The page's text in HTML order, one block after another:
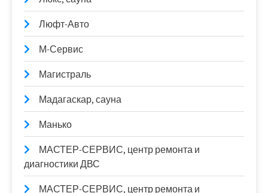
Люфт-Авто
М-Сервис
Магистраль
Мадагаскар, сауна
Манько
МАСТЕР-СЕРВИС, центр ремонта и
диагностики ДВС
МАСТЕР-СЕРВИС, центр ремонта и